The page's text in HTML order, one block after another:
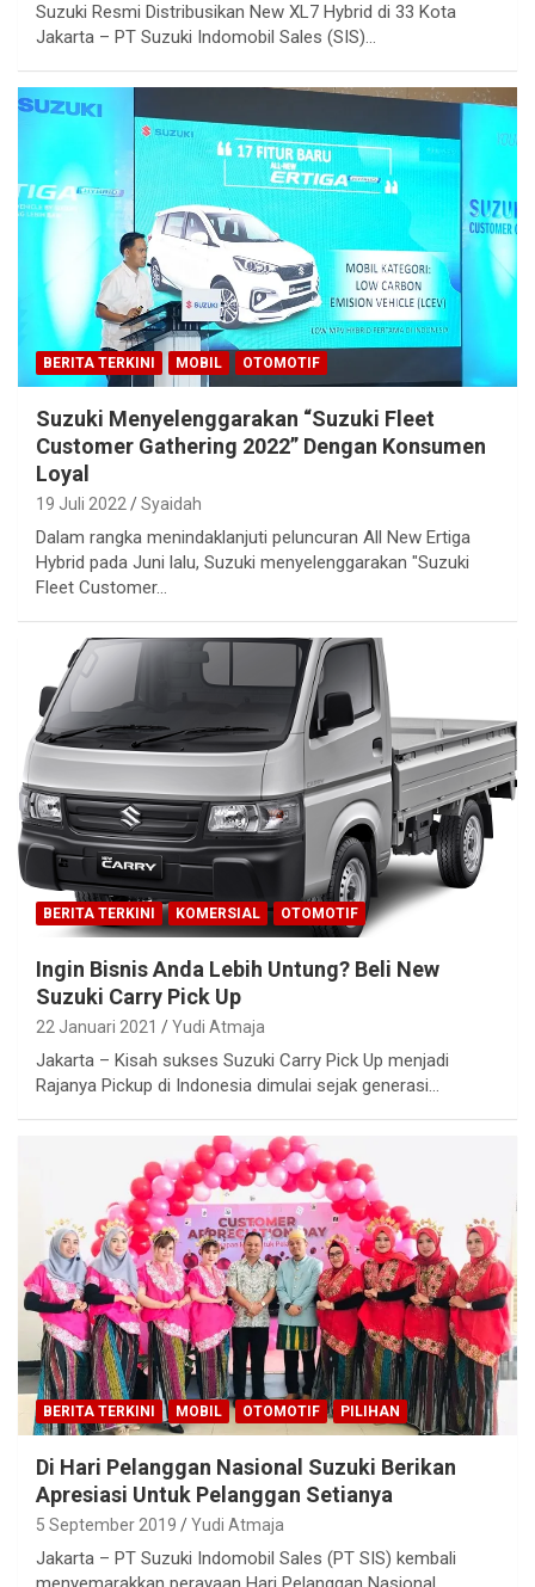
Suzuki Resmi Distribusikan New XL7 Hybrid di 33 Kota
Jakarta – PT Suzuki Indomobil Sales (SIS)…
BERITA TERKINI MOBIL OTOMOTIF
Suzuki Menyelenggarakan “Suzuki Fleet
Customer Gathering 2022” Dengan Konsumen
Loyal
19 Juli 2022 Syaidah
Dalam rangka menindaklanjuti peluncuran All New Ertiga
Hybrid pada Juni lalu, Suzuki menyelenggarakan "Suzuki
Fleet Customer…
BERITA TERKINI KOMERSIAL OTOMOTIF
Ingin Bisnis Anda Lebih Untung? Beli New
Suzuki Carry Pick Up
22 Januari 2021 Yudi Atmaja
Jakarta – Kisah sukses Suzuki Carry Pick Up menjadi
Rajanya Pickup di Indonesia dimulai sejak generasi…
BERITA TERKINI MOBIL OTOMOTIF PILIHAN
Di Hari Pelanggan Nasional Suzuki Berikan
Apresiasi Untuk Pelanggan Setianya
5 September 2019 Yudi Atmaja
Jakarta – PT Suzuki Indomobil Sales (PT SIS) kembali